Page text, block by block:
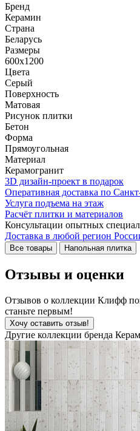
Бренд
Керамин
Страна
Беларусь
Размеры
600x1200
Цвета
Серый
Поверхность
Матовая
Рисунок плитки
Бетон
Форма
Прямоугольная
Материал
Керамогранит
3D дизайн-проект в подарок
Оперативная доставка по
Услуга подъема на этаж
Расчёт плитки и материалов
Консультации опытных
Доставка в любой регион
Все товары Напольная плитка
Отзывы и оценки
Отзывов о коллекции Клифф
станьте первым!
Хочу оставить отзыв!
Другие коллекции бренда